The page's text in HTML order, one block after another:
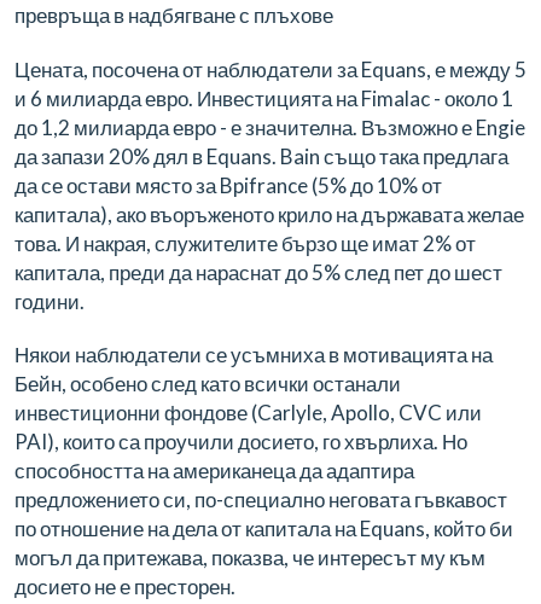
превръща в надбягване с плъхове
Цената, посочена от наблюдатели за Equans, е между 5
и 6 милиарда евро. Инвестицията на Fimalac - около 1
до 1,2 милиарда евро - е значителна. Възможно е Engie
да запази 20% дял в Equans. Bain също така предлага
да се остави място за Bpifrance (5% до 10% от
капитала), ако въоръженото крило на държавата желае
това. И накрая, служителите бързо ще имат 2% от
капитала, преди да нараснат до 5% след пет до шест
години.
Някои наблюдатели се усъмниха в мотивацията на
Бейн, особено след като всички останали
инвестиционни фондове (Carlyle, Apollo, CVC или
PAI), които са проучили досието, го хвърлиха. Но
способността на американеца да адаптира
предложението си, по-специално неговата гъвкавост
по отношение на дела от капитала на Equans, който би
могъл да притежава, показва, че интересът му към
досието не е престорен.